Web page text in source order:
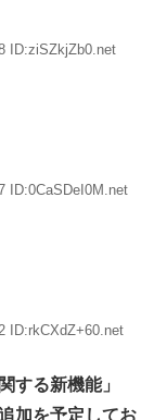
ID:ziSZkjZb0.net
ID:0CaSDeI0M.net
ID:rkCXdZ+60.net
する新機能」
加を予定してお